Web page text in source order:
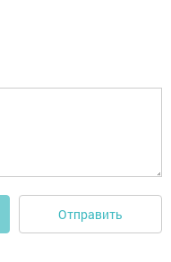
Отправить